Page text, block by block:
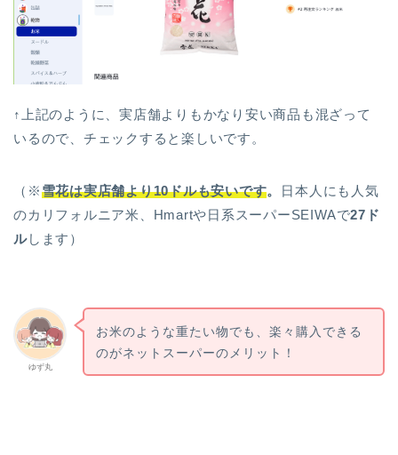
↑上記のように、実店舗よりもかなり安い商品も混ざって
いるので、チェックすると楽しいです。
（※雪花は実店舗より10ドルも安いです。
日本人にも人気
のカリフォルニア米、Hmartや日系スーパーSEIWAで27ド
ルします）
ゆず丸
お米のような重たい物でも、楽々購入できる
のがネットスーパーのメリット！